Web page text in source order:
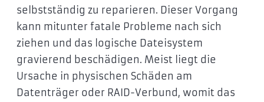
selbstständig zu reparieren. Dieser Vorgang
kann mitunter fatale Probleme nach sich
ziehen und das logische Dateisystem
gravierend beschädigen. Meist liegt die
Ursache in physischen Schäden am
Datenträger oder RAID-Verbund, womit das